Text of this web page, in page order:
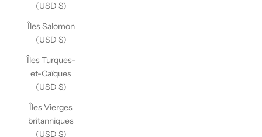
(USD $)
Îles Salomon
(USD $)
Îles Turques-
et-Caïques
(USD $)
Îles Vierges
britanniques
(USD $)